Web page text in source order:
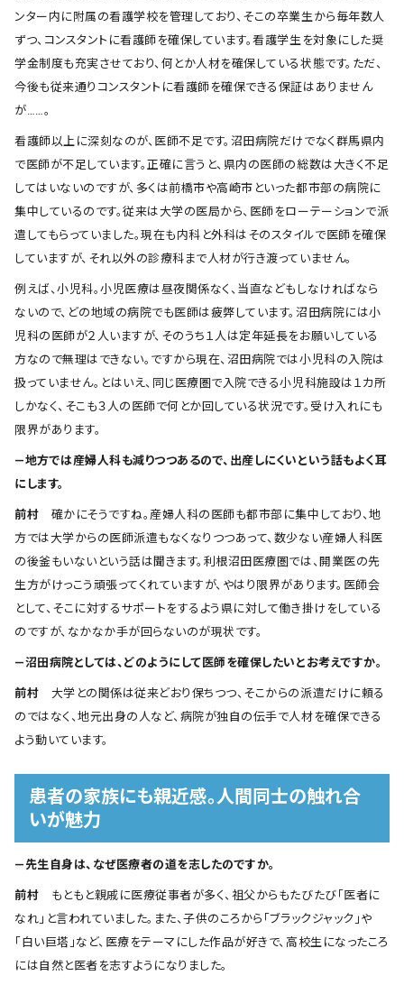
ンター内に附属の看護学校を管理しており、そこの卒業生から毎年数人
ずつ、コンスタントに看護師を確保しています。看護学生を対象にした奨
学金制度も充実させており、何とか人材を確保している状態です。ただ、
今後も従来通りコンスタントに看護師を確保できる保証はありません
が……。
看護師以上に深刻なのが、医師不足です。沼田病院だけでなく群馬県内
で医師が不足しています。正確に言うと、県内の医師の総数は大きく不足
してはいないのですが、多くは前橋市や高崎市といった都市部の病院に
集中しているのです。従来は大学の医局から、医師をローテーションで派
遣してもらっていました。現在も内科と外科はそのスタイルで医師を確保
していますが、それ以外の診療科まで人材が行き渡っていません。
例えば、小児科。小児医療は昼夜関係なく、当直などもしなければなら
ないので、どの地域の病院でも医師は疲弊しています。沼田病院には小
児科の医師が２人いますが、そのうち１人は定年延長をお願いしている
方なので無理はできない。ですから現在、沼田病院では小児科の入院は
扱っていません。とはいえ、同じ医療圏で入院できる小児科施設は１カ所
しかなく、そこも３人の医師で何とか回している状況です。受け入れにも
限界があります。
―地方では産婦人科も減りつつあるので、出産しにくいという話もよく耳
にします。
前村 確かにそうですね。産婦人科の医師も都市部に集中しており、地
方では大学からの医師派遣もなくなりつつあって、数少ない産婦人科医
の後釜もいないという話は聞きます。利根沼田医療圏では、開業医の先
生方がけっこう頑張ってくれていますが、やはり限界があります。医師会
として、そこに対するサポートをするよう県に対して働き掛けをしている
のですが、なかなか手が回らないのが現状です。
―沼田病院としては、どのようにして医師を確保したいとお考えですか。
前村 大学との関係は従来どおり保ちつつ、そこからの派遣だけに頼る
のではなく、地元出身の人など、病院が独自の伝手で人材を確保できる
よう動いています。
患者の家族にも親近感。人間同士の触れ合
いが魅力
―先生自身は、なぜ医療者の道を志したのですか。
前村 もともと親戚に医療従事者が多く、祖父からもたびたび「医者に
なれ」と言われていました。また、子供のころから「ブラックジャック」や
「白い巨塔」など、医療をテーマにした作品が好きで、高校生になったころ
には自然と医者を志すようになりました。